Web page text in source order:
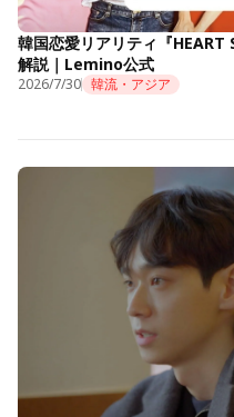
韓国恋愛リアリティ『
解説｜Lemino公式
2026/7/30 韓流・アジア